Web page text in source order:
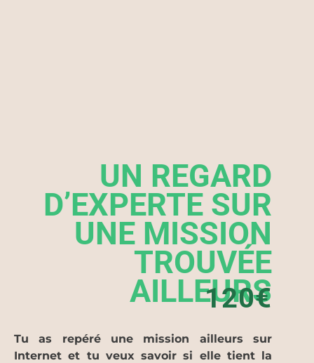
UN REGARD
D’EXPERTE SUR
UNE MISSION
TROUVÉE
AILLEURS
120€
Tu as repéré une mission ailleurs sur
Internet et tu veux savoir si elle tient la